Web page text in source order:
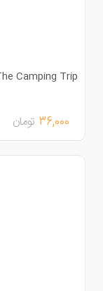
The Camping
36,000تومان